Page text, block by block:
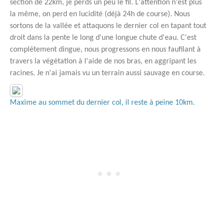
section de 22km, je perds un peu le fil. L'attention n'est plus
la même, on perd en lucidité (déjà 24h de course). Nous
sortons de la vallée et attaquons le dernier col en tapant tout
droit dans la pente le long d'une longue chute d'eau. C'est
complétement dingue, nous progressons en nous faufilant à
travers la végétation à l'aide de nos bras, en aggripant les
racines. Je n'ai jamais vu un terrain aussi sauvage en course.
Maxime au sommet du dernier col, il reste à peine 10km.